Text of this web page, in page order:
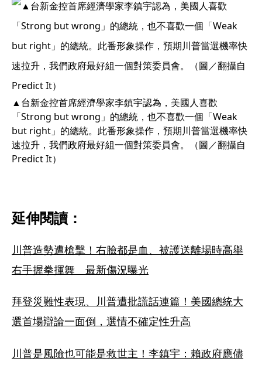
▲台新金控首席經濟學家李鎮宇認為，美國人喜歡
「Strong but wrong」的總統，也不喜歡一個「Weak
but right」的總統。此番形象操作，預期川普當選機率快
速拉升，我們政府最好組一個對策委員會。（圖／翻攝自
Predict It）
﻿延伸閱讀：
川普造勢遭槍擊！右臉都是血、被護送離場時高舉
右手握拳揮舞　最新傷況曝光
拜登災難性表現、川普遭批謊話連篇！美國總統大
選首場辯論一面倒，選情不確定性升高
川普是風險也可能是救世主！李鎮宇：賴政府應儘